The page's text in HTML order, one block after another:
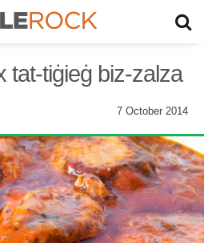
tat-tiġieġ biz-zalza
7 October 2014